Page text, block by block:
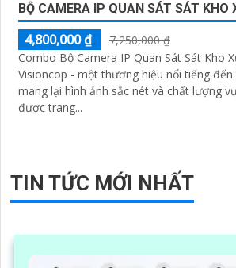
BỘ CAMERA IP QUAN SÁT SÁT KHO
4,800,000 ₫
7,250,000 ₫
Combo Bộ Camera IP Quan Sát Sát Kho
Visioncop - một thương hiệu nổi tiếng
mang lại hình ảnh sắc nét và chất lượng vượt trội.
được trang...
TIN TỨC MỚI NHẤT